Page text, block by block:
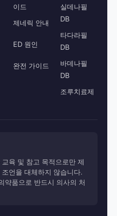
이드
제네릭 안내
ED 원인
완전 가이드
실데나필
DB
타다라필
DB
바데나필
DB
조루치료제
육 및 참고 목적으로만 제
언을 대체하지 않습니다.
약품으로 반드시 의사의 처